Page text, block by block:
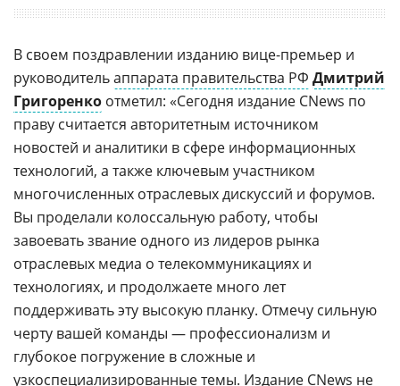
В своем поздравлении изданию вице-премьер и
руководительаппарата правительства РФ Дмитрий
Григоренко отметил: «Сегодня издание CNews по
праву считается авторитетным источником
новостей и аналитики в сфере информационных
технологий, а также ключевым участником
многочисленных отраслевых дискуссий и форумов.
Вы проделали колоссальную работу, чтобы
завоевать звание одного из лидеров рынка
отраслевых медиа о телекоммуникациях и
технологиях, и продолжаете много лет
поддерживать эту высокую планку. Отмечу сильную
черту вашей команды — профессионализм и
глубокое погружение в сложные и
узкоспециализированные темы. Издание CNews не